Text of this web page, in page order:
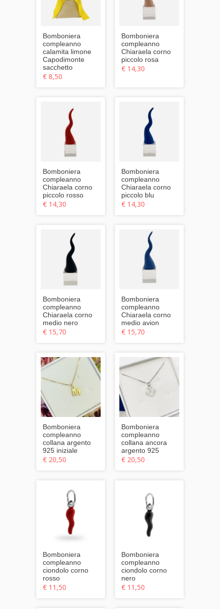
Bomboniera
compleanno
calamita limone
Capodimonte
sacchetto
€ 8,50
Bomboniera
compleanno
Chiaraela corno
piccolo rosa
€ 14,30
Bomboniera
compleanno
Chiaraela corno
piccolo rosso
€ 14,30
Bomboniera
compleanno
Chiaraela corno
piccolo blu
€ 14,30
Bomboniera
compleanno
Chiaraela corno
medio nero
€ 15,70
Bomboniera
compleanno
Chiaraela corno
medio avion
€ 15,70
Bomboniera
compleanno
collana argento
925 iniziale
€ 20,50
Bomboniera
compleanno
collana ancora
argento 925
€ 20,50
Bomboniera
compleanno
ciondolo corno
rosso
€ 11,50
Bomboniera
compleanno
ciondolo corno
nero
€ 11,50